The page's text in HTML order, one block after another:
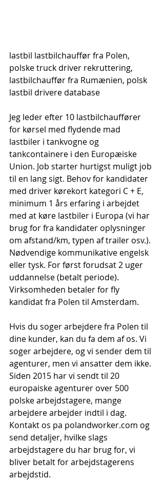
lastbil lastbilchauffør fra Polen,
polske truck driver rekruttering,
lastbilchauffør fra Rumænien, polsk
lastbil drivere database
Jeg leder efter 10 lastbilchauffører
for kørsel med flydende mad
lastbiler i tankvogne og
tankcontainere i den Europæiske
Union. Job starter hurtigst muligt job
til en lang sigt. Behov for kandidater
med driver kørekort kategori C + E,
minimum 1 års erfaring i arbejdet
med at køre lastbiler i Europa (vi har
brug for fra kandidater oplysninger
om afstand/km, typen af trailer osv.).
Nødvendige kommunikative engelsk
eller tysk. For først forudsat 2 uger
uddannelse (betalt periode).
Virksomheden betaler for fly
kandidat fra Polen til Amsterdam.
Hvis du soger arbejdere fra Polen til
dine kunder, kan du fa dem af os. Vi
soger arbejdere, og vi sender dem til
agenturer, men vi ansatter dem ikke.
Siden 2015 har vi sendt til 20
europaiske agenturer over 500
polske arbejdstagere, mange
arbejdere arbejder indtil i dag.
Kontakt os pa polandworker.com og
send detaljer, hvilke slags
arbejdstagere du har brug for, vi
bliver betalt for arbejdstagerens
arbejdstid.